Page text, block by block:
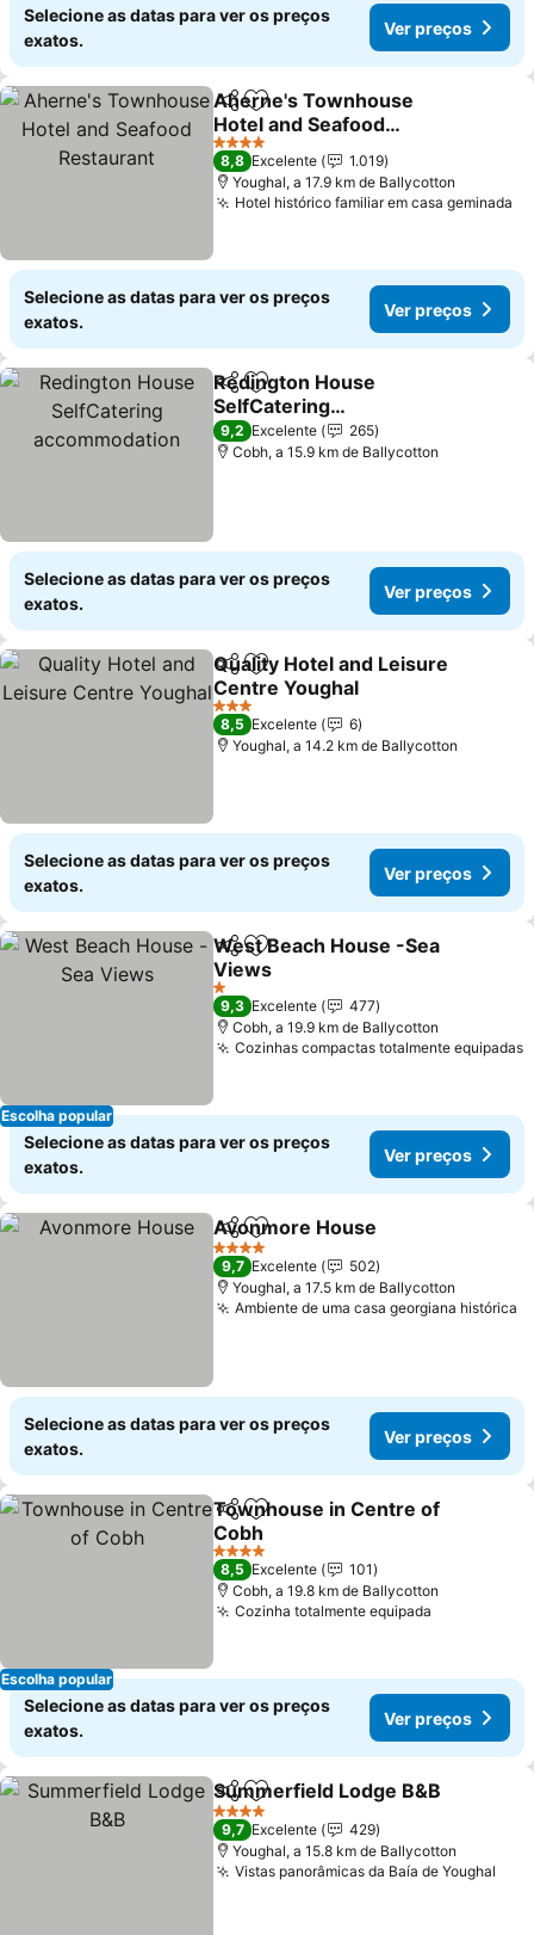
Selecione as datas para ver os preços
exatos.
Ver preços
PartilharAdicionar aos favoritos
Aherne's Townhouse
Hotel and Seafood
Restaurant
Ver preços
4 Estrelas
8,8 Excelente
1.019
Youghal, a 17.9 km de Ballycotton
Hotel histórico familiar em casa geminada
Selecione as datas para ver os preços
exatos.
Ver preços
PartilharAdicionar aos favoritos
Redington House
SelfCatering
accommodation
Ver preços
9,2 Excelente
265
Cobh, a 15.9 km de Ballycotton
Selecione as datas para ver os preços
exatos.
Ver preços
PartilharAdicionar aos favoritos
Quality Hotel and Leisure
Centre Youghal
Ver preços
3 Estrelas
8,5 Excelente
6
Youghal, a 14.2 km de Ballycotton
Selecione as datas para ver os preços
exatos.
Ver preços
Escolha popular
PartilharAdicionar aos favoritos
West Beach House -Sea
Views
Ver preços
1 Estrelas
9,3 Excelente
477
Cobh, a 19.9 km de Ballycotton
Cozinhas compactas totalmente equipadas
Selecione as datas para ver os preços
exatos.
Ver preços
PartilharAdicionar aos favoritos
Avonmore House
4 Estrelas
9,7 Excelente
502
Youghal, a 17.5 km de Ballycotton
Ambiente de uma casa georgiana histórica
Selecione as datas para ver os preços
exatos.
Ver preços
Escolha popular
PartilharAdicionar aos favoritos
Townhouse in Centre of
Cobh
Ver preços
4 Estrelas
8,5 Excelente
101
Cobh, a 19.8 km de Ballycotton
Cozinha totalmente equipada
Selecione as datas para ver os preços
exatos.
Ver preços
PartilharAdicionar aos favoritos
Summerfield Lodge B&B
4 Estrelas
9,7 Excelente
429
Youghal, a 15.8 km de Ballycotton
Vistas panorâmicas da Baía de Youghal